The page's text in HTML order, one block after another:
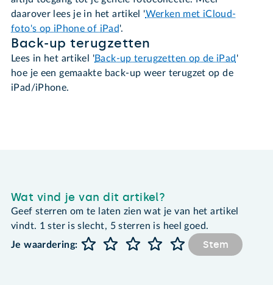
daarover lees je in het artikel 'Werken met iCloud-
foto's op iPhone of iPad'.
Back-up terugzetten
Lees in het artikel 'Back-up terugzetten op de iPad '
hoe je een gemaakte back-up weer terugzet op de
iPad/iPhone.
Wat vind je van dit artikel?
Geef sterren om te laten zien wat je van het artikel
vindt. 1 ster is slecht, 5 sterren is heel goed.
Je waardering:
Stem